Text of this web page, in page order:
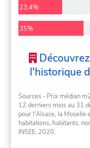
23,4%
35%
l'historique
Sources - Prix médian
12 derniers mois au 31
pour l'Alsace, la Moselle
habitations, habitants,
INSEE, 2020.